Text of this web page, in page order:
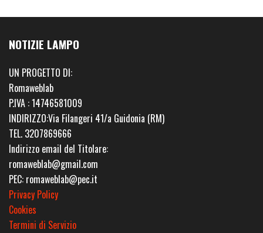
NOTIZIE LAMPO
UN PROGETTO DI:
Romaweblab
P.IVA : 14746581009
INDIRIZZO:Via Filangeri 41/a Guidonia (RM)
TEL. 3207869666
Indirizzo email del Titolare:
romaweblab@gmail.com
PEC: romaweblab@pec.it
Privacy Policy
Cookies
Termini di Servizio